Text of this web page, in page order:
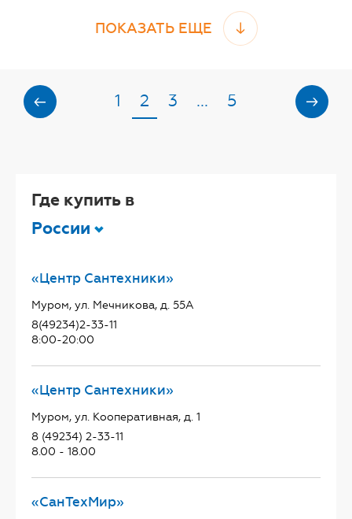
ПОКАЗАТЬ ЕЩЕ
1 2 3 ... 5
Где купить в
России
«Центр Сантехники»
Муром, ул. Мечникова, д. 55А
8(49234)2-33-11
8:00-20:00
«Центр Сантехники»
Муром, ул. Кооперативная, д. 1
8 (49234) 2-33-11
8.00 - 18.00
«СанТехМир»